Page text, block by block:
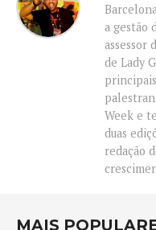
a gestão
assessor
de Lady
Week e
duas
redação
MAIS